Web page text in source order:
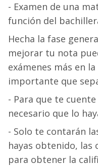
- Examen de una
función del
Hecha la fase
mejorar tu nota
exámenes más en
importante que
- Para que te
necesario que lo
- Solo te contarán
hayas obtenido, las
para obtener la